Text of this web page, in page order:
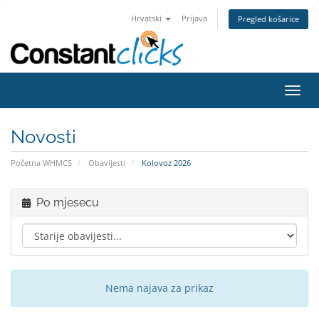
Hrvatski Prijava Pregled košarice
Novosti
Početna WHMCS Obavijesti Kolovoz 2026
Po mjesecu
Nema najava za prikaz